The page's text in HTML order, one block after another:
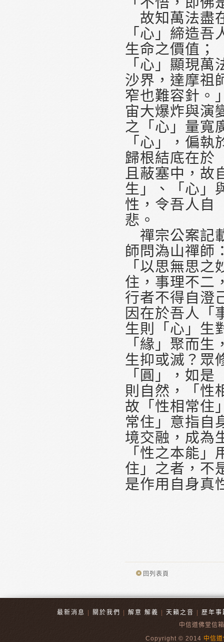
故知萬法盡
「心」締造
生命之價值；
「心」顯現
沙界，達摩祖
窄也難容針。
宙大爆炸與演
之「心」量寬
「心」，偏
歸根結底在於
且蔽塞中，故
生」、「心」
性，令吾人自
悲。
禪宗公案記
師問溈山禪師
「以思無思
住，事理不二
行者不得自澄
因在於吾人「
生則「心」生
「緣」聚而
生抑或滅？眾
「圓」，如
則自然，「性
故「性相常住
常住」意指自
境交融，成為
「性之本能
住」之者，不
是作用自身真
回列表頁
最新消息 關於我們 |解意 解義 |天籟之音 |歷年事
中信道佛堂信
Copyright © 2014 中信